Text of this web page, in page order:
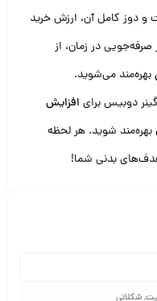
دوز کامل آن، ارزش خرید
صرفه‌جویی در زمان، از
بهره‌مند می‌شوید.
دوبیس برای افزایش
بهره‌مند شوید. هر لحظه
بدنی شما!
شکلاتی